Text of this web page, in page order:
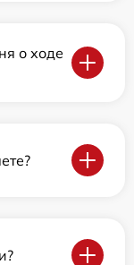
о ходе